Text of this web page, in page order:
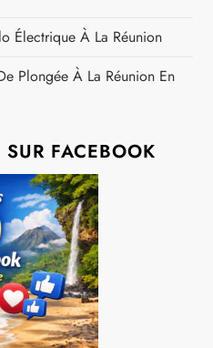
Électrique À La Réunion
Plongée À La Réunion En
FACEBOOK